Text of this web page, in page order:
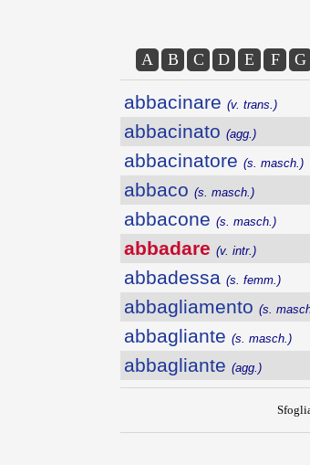
A B C D E F G
abbacinare (v. trans.)
abbacinato (agg.)
abbacinatore (s. masch.)
abbaco (s. masch.)
abbacone (s. masch.)
abbadare (v. intr.)
abbadessa (s. femm.)
abbagliamento (s.
abbagliante (s. masch.)
abbagliante (agg.)